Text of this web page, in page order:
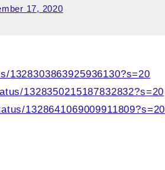
17, 2020
1328303863925936130?s=20
1328350215187832832?s=20
1328641069009911809?s=20